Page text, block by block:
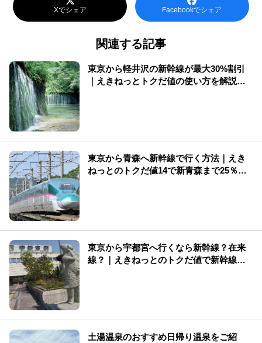
Xでシェア Facebookでシェア
関連する記事
東京から軽井沢の新幹線が最大30%割引
｜えきねっとトクだ値の使い方を解説
東京から青森へ新幹線で行く方法｜えき
ねっとのトクだ値14で新青森まで25％割
東京から宇都宮へ行くなら新幹線？在来
線？｜えきねっとのトクだ値で新幹線が
土湯温泉のおすすめ日帰り温泉をご紹